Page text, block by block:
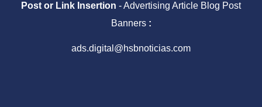
Post or Link Insertion - Advertising Article Blog Post
Banners :
ads.digital@hsbnoticias.com